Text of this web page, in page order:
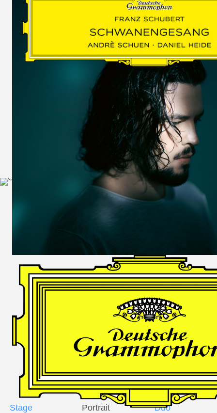
WOLF
MARTIN
SCHUMANN,
LIEDERKREIS
OP. 24
SECHS
MONOLOGE
AUS
JEDERMANN
GESÄNGE
Andrè Schuen,
Baritone
Daniel Heide,
Piano
GALLERY
Stage Portrait Duo